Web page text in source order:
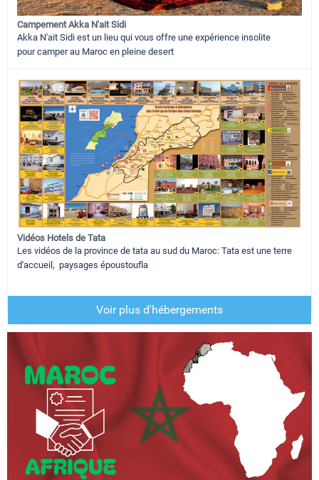
Campement Akka N'ait Sidi
Akka N'ait Sidi est un lieu qui vous offre une expérience insolite
pour camper au Maroc en pleine desert
Vidéos Hotels de Tata
Les vidéos de la province de tata au sud du Maroc: Tata est une terre
d'accueil, paysages époustoufla
Voir plus d'hébergements